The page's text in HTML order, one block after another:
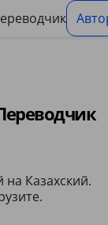
на Казахский.